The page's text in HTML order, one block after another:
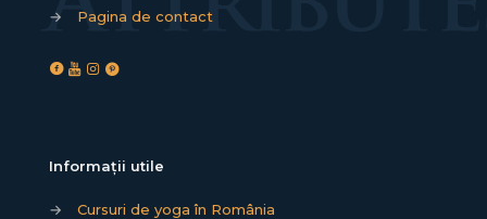
→
Pagina de contact
Informații utile
→
Cursuri de yoga în România